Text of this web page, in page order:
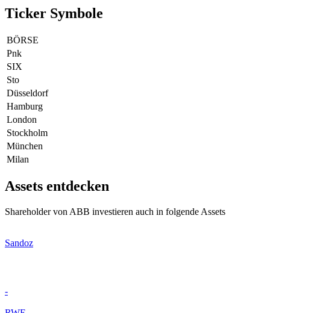
Ticker Symbole
BÖRSE
Pnk
SIX
Sto
Düsseldorf
Hamburg
London
Stockholm
München
Milan
Assets entdecken
Shareholder von ABB investieren auch in folgende Assets
Sandoz
-